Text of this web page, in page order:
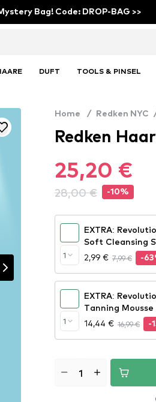
Bag! Code: DROP-BAG >>
DUFT TOOLS & PINSEL
Home / Redken NYC
Redken
25,20 €
28,00 € -10%
1
EXTRA:
Soft Cleansing
2,99 € 7,99 € -
1
EXTRA:
Tanning
14,44 € 16,99 € -